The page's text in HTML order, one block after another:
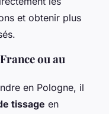
et obtenir plus
ou au
en Pologne, il
tissage en